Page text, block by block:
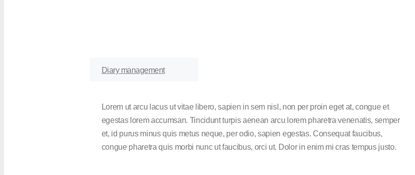
Diary management
Lorem ut arcu lacus ut vitae libero, sapien in sem nisl, non per proin eget at, congue et
egestas lorem accumsan. Tincidunt turpis aenean arcu lorem pharetra venenatis, semper
et, id purus minus quis metus neque, per odio, sapien egestas. Consequat faucibus,
congue pharetra quis morbi nunc ut faucibus, orci ut. Dolor in enim mi cras tempus justo.